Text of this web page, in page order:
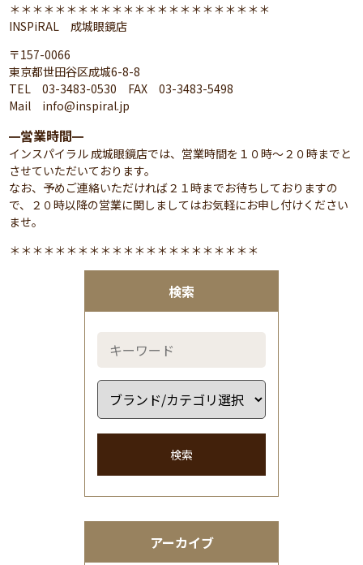
検索
検索
アーカイブ
＊＊＊＊＊＊＊＊＊＊＊＊＊＊＊＊＊＊＊＊＊＊＊
INSPiRAL 成城眼鏡店
〒157-0066
東京都世田谷区成城6-8-8
TEL 03-3483-0530 FAX 03-3483-5498
Mail info@inspiral.jp
━営業時間━
インスパイラル 成城眼鏡店では、営業時間を１０時～２０時までと
させていただいております。
なお、予めご連絡いただければ２１時までお待ちしておりますの
で、２０時以降の営業に関しましてはお気軽にお申し付けください
ませ。
＊＊＊＊＊＊＊＊＊＊＊＊＊＊＊＊＊＊＊＊＊＊